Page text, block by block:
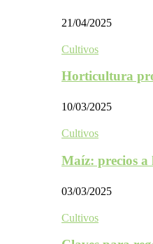
21/04/2025
Cultivos
Horticultura
10/03/2025
Cultivos
Maíz: precios
03/03/2025
Cultivos